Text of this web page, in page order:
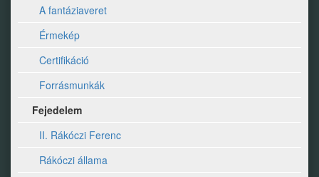
A fantáziaveret
Érmekép
Certifikáció
Forrásmunkák
Fejedelem
II. Rákóczi Ferenc
Rákóczi állama